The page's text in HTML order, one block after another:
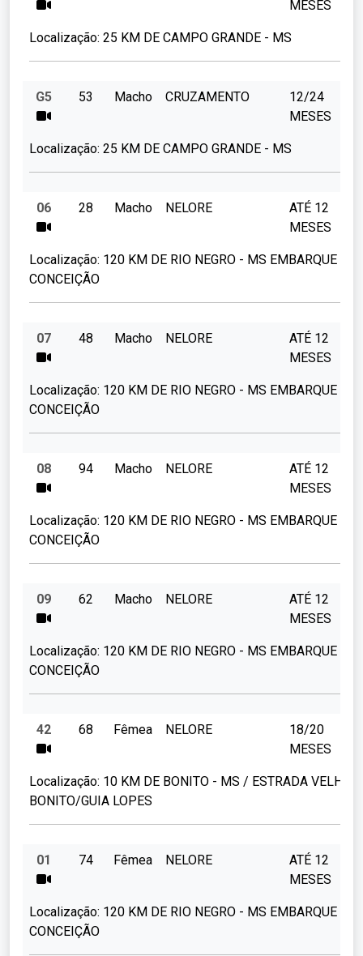
MESES
Localização: 25 KM DE CAMPO GRANDE - MS
G5 53 Macho CRUZAMENTO
12/24
MESES
Localização: 25 KM DE CAMPO GRANDE - MS
06 28 Macho NELORE
ATÉ 12
MESES
Localização: 120 KM DE RIO NEGRO - MS EMBARQUE
CONCEIÇÃO
07 48 Macho NELORE
ATÉ 12
MESES
Localização: 120 KM DE RIO NEGRO - MS EMBARQUE
CONCEIÇÃO
08 94 Macho NELORE
ATÉ 12
MESES
Localização: 120 KM DE RIO NEGRO - MS EMBARQUE
CONCEIÇÃO
09 62 Macho NELORE
ATÉ 12
MESES
Localização: 120 KM DE RIO NEGRO - MS EMBARQUE
CONCEIÇÃO
42 68 Fêmea NELORE
18/20
MESES
Localização: 10 KM DE BONITO - MS / ESTRADA VELHA
BONITO/GUIA LOPES
01 74 Fêmea NELORE
ATÉ 12
MESES
Localização: 120 KM DE RIO NEGRO - MS EMBARQUE
CONCEIÇÃO